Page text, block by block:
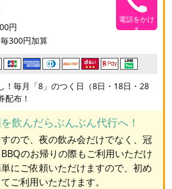
円
300円加算
電話をかけ
る
！毎月「8」のつく日（8日・18日・28
配布！
飲んだらぶんぶん代行へ！
ので、夜の飲み会だけでなく、冠
のお帰りの際もご利用いただけ
にご依頼いただけますので、初め
ご利用いただけます。